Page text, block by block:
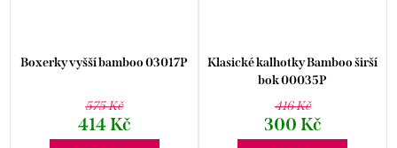
Boxerky vyšší bamboo 03017P
575 Kč
414 Kč
Klasické kalhotky Bamboo širší
bok 00035P
416 Kč
300 Kč